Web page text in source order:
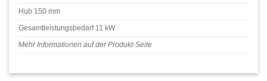
Hub 150 mm
Gesamtleistungsbedarf 11 kW
Mehr Informationen auf der Produkt-Seite